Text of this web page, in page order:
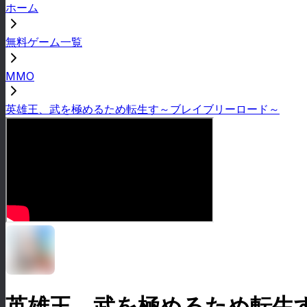
ホーム
無料ゲーム一覧
MMO
英雄王、武を極めるため転生す～ブレイブリーロード～